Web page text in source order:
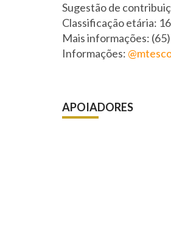
Sugestão de
Classificação etária:
Mais informações:
Informações:
APOIADORES